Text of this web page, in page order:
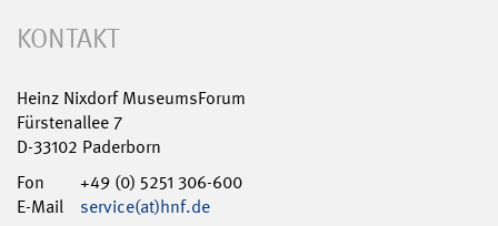
KONTAKT
Heinz Nixdorf MuseumsForum
Fürstenallee 7
D-33102 Paderborn
Fon
+49 (0) 5251 306-600
E-Mail
service(at)hnf.de